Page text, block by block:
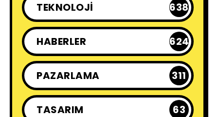
TEKNOLOJI 638
HABERLER 624
PAZARLAMA 311
TASARIM 63